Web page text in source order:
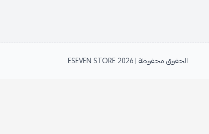
الحقوق محفوظة | 2026 ESEVEN STORE